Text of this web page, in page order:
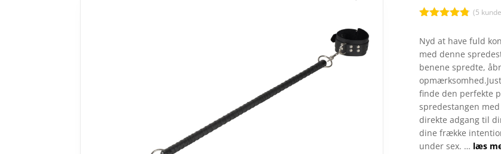
ud af 5
baseret på
kundebedøm
melser
(5
Nyd at have fuld
med denne
benene spredte,
finde den perfekte
spredestangen
direkte adgang til
dine frække
under sex. … læs